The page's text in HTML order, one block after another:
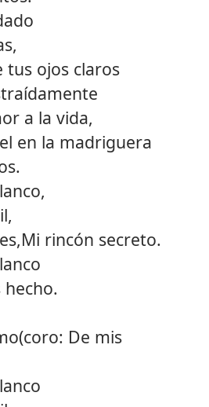
tus ojos claros
a la vida,
en la madriguera
rincón secreto.
hecho.
De mis